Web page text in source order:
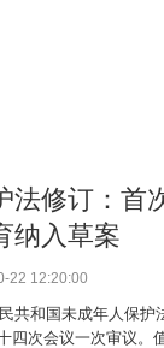
法修订：首
纳入草案
22 12:20:00
共和国未成年人保护
四次会议一次审议。